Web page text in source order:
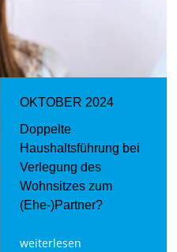
OKTOBER 2024
Doppelte
Haushaltsführung bei
Verlegung des
Wohnsitzes zum
(Ehe-)Partner?
weiterlesen